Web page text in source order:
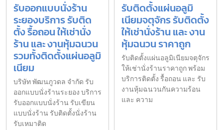
รับออกแบบนั่งร้าน
ระยองบริการ รับติด
ตั้ง รื้อถอน ให้เช่านั่ง
ร้าน และ งานหุ้มฉนวน
รวมทั้งติดตั้งแผ่นอลูมิ
เนียม
บริษัท พัฒนภูวดล จำกัด รับ
ออกแบบนั่งร้านระยอง บริการ
รับออกแบบนั่งร้าน รับเขียน
แบบนั่งร้าน รับติดตั้งนั่งร้าน
รับเหมาติด
รับติดตั้งแผ่นอลูมิ
เนียมจตุจักร รับติดตั้ง
ให้เช่านั่งร้าน และ งาน
หุ้มฉนวน ราคาถูก
รับติดตั้งแผ่นอลูมิเนียมจตุจักร
ให้เช่านั่งร้านราคาถูก พร้อม
บริการติดตั้ง รื้อถอน และ รับ
งานหุ้มฉนวนกันความร้อน
และ ความ